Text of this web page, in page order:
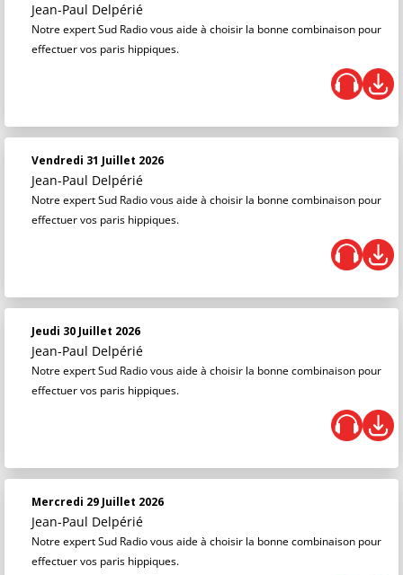
Jean-Paul Delpérié
Notre expert Sud Radio vous aide à choisir la bonne combinaison pour
effectuer vos paris hippiques.
Vendredi 31 Juillet 2026
Jean-Paul Delpérié
Notre expert Sud Radio vous aide à choisir la bonne combinaison pour
effectuer vos paris hippiques.
Jeudi 30 Juillet 2026
Jean-Paul Delpérié
Notre expert Sud Radio vous aide à choisir la bonne combinaison pour
effectuer vos paris hippiques.
Mercredi 29 Juillet 2026
Jean-Paul Delpérié
Notre expert Sud Radio vous aide à choisir la bonne combinaison pour
effectuer vos paris hippiques.